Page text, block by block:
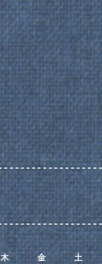
木 金 土